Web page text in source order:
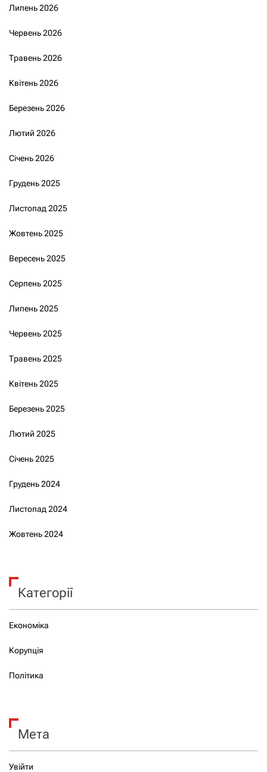
Липень 2026
Червень 2026
Травень 2026
Квітень 2026
Березень 2026
Лютий 2026
Січень 2026
Грудень 2025
Листопад 2025
Жовтень 2025
Вересень 2025
Серпень 2025
Липень 2025
Червень 2025
Травень 2025
Квітень 2025
Березень 2025
Лютий 2025
Січень 2025
Грудень 2024
Листопад 2024
Жовтень 2024
Категорії
Економіка
Корупція
Політика
Мета
Увійти